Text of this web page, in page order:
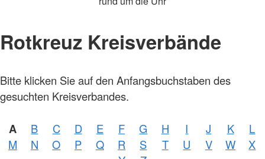
Rotkreuz Kreisverbände
Bitte klicken Sie auf den Anfangsbuchstaben des
gesuchten Kreisverbandes.
A B C D E F G H I J K
L
M
N O P Q R S T U V W
X